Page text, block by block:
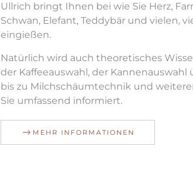
Ullrich bringt Ihnen bei wie Sie Herz,
Schwan, Elefant, Teddybär und vielen,
eingießen.
Natürlich wird auch theoretisches
der Kaffeeauswahl, der Kannenauswahl
bis zu Milchschäumtechnik und
Sie umfassend informiert.
MEHR INFORMATIONEN